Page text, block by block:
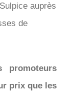
auprès
de
promoteurs
prix que les